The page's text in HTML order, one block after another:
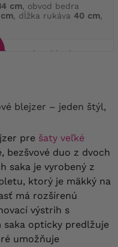
cm, obvod bedra
, dĺžka rukáva 40 cm,
cm
, obvod bedra
cm , obvod bedra
, dĺžka rukáva 40 cm,
cm
, obvod bedra
cm, dĺžka rukáva 40 cm,
pre šaty veľké
bezšvové duo z dvoch
saka je vyrobený z
ktorý je mäkký na
má rozšírenú
výstrih s
saka opticky predlžuje
umožňuje